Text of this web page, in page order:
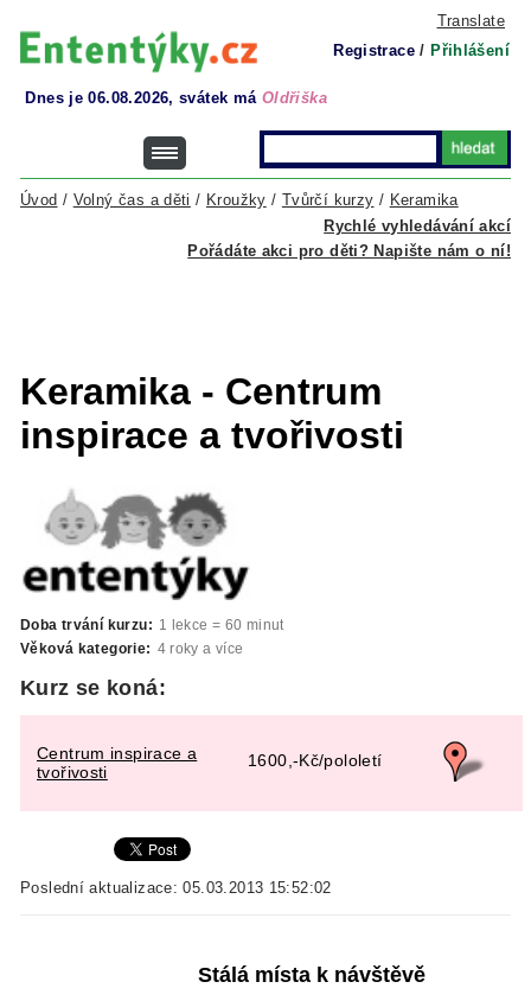
Translate
Registrace / Přihlášení
Dnes je 06.08.2026, svátek má Oldřiška
Rychlé vyhledávání akcí
Úvod / Volný čas a děti / Kroužky / Tvůrčí kurzy / Keramika
Pořádáte akci pro děti? Napište nám o ní!
Keramika - Centrum
inspirace a tvořivosti
Doba trvání kurzu: 1 lekce = 60 minut
Věková kategorie: 4 roky a více
Kurz se koná:
Centrum inspirace a
tvořivosti
1600,-Kč/pololetí
Poslední aktualizace: 05.03.2013 15:52:02
Stálá místa k návštěvě